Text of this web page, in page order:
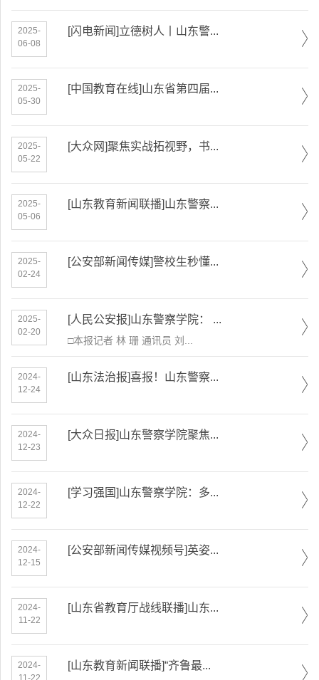
2025-
06-08
[闪电新闻]立德树人丨山东警...
2025-
05-30
[中国教育在线]山东省第四届...
2025-
05-22
[大众网]聚焦实战拓视野，书...
2025-
05-06
[山东教育新闻联播]山东警察...
2025-
02-24
[公安部新闻传媒]警校生秒懂...
2025-
02-20
[人民公安报]山东警察学院： ...
​□本报记者 林 珊 通讯员 刘...
2024-
12-24
[山东法治报]喜报！山东警察...
2024-
12-23
[大众日报]山东警察学院聚焦...
2024-
12-22
[学习强国]山东警察学院：多...
2024-
12-15
[公安部新闻传媒视频号]英姿...
2024-
11-22
[山东省教育厅战线联播]山东...
2024-
11-22
[山东教育新闻联播]“齐鲁最...